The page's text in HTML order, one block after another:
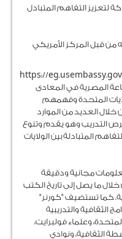
لتعزيز التفاهم المتبادل
من قبل المركز الأمريكي
https://
المصرية في المعادى
المتحدة وفهمهم
العديد من الموارد
التدريب وهو يقدم وتنوع
المتبادلة بين الولايات
مجانية ودقيقة
ما يصل إلى تاريخ الكتب
كما تستضيف "كورنر"
الثقافية والتدريبية
وعلماء فولبرايت،
الثقافية، ونوادي